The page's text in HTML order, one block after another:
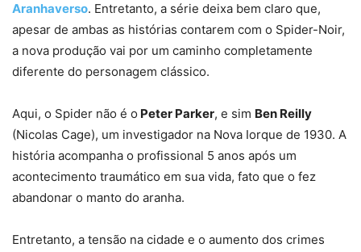
Aranhaverso. Entretanto, a série deixa bem claro que,
apesar de ambas as histórias contarem com o Spider-Noir,
a nova produção vai por um caminho completamente
diferente do personagem clássico.
Aqui, o Spider não é o Peter Parker, e sim Ben Reilly
(Nicolas Cage), um investigador na Nova Iorque de 1930. A
história acompanha o profissional 5 anos após um
acontecimento traumático em sua vida, fato que o fez
abandonar o manto do aranha.
Entretanto, a tensão na cidade e o aumento dos crimes